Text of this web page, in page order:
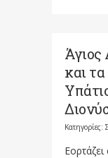
Άγιος
και
Κατηγορίες: